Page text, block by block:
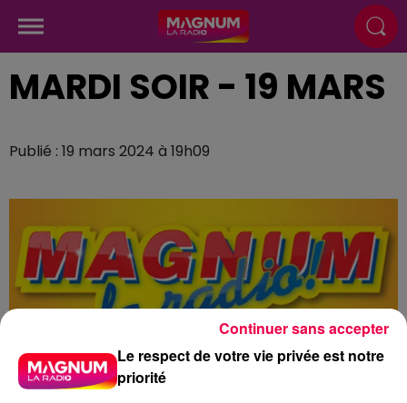
MARDI SOIR - 19 MARS
Publié : 19 mars 2024 à 19h09
Le respect de votre vie privée est notre
priorité
Continuer sans accepter